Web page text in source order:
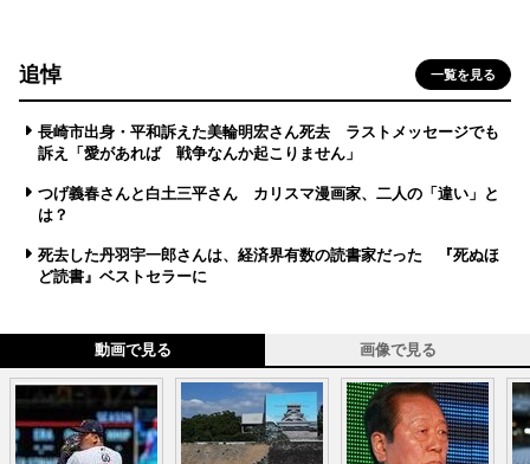
追悼 一覧を見る
長崎市出身・平和訴えた美輪明宏さん死去 ラストメッセージでも
訴え「愛があれば 戦争なんか起こりません」
つげ義春さんと白土三平さん カリスマ漫画家、二人の「違い」と
は？
死去した丹羽宇一郎さんは、経済界有数の読書家だった 『死ぬほ
ど読書』ベストセラーに
動画で見る 画像で見る